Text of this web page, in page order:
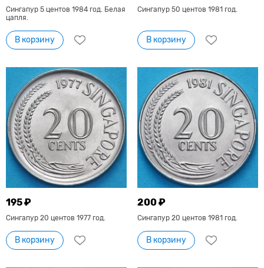
Сингапур 5 центов 1984 год. Белая
цапля.
В корзину
Сингапур 50 центов 1981 год.
В корзину
195 ₽
Сингапур 20 центов 1977 год.
В корзину
200 ₽
Сингапур 20 центов 1981 год.
В корзину